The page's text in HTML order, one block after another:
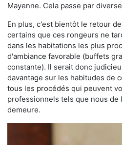
Mayenne. Cela passe par
En plus, c'est bientôt le retour
certains que ces rongeurs ne
dans les habitations les plus
d'ambiance favorable (buffets
constante). Il serait donc
davantage sur les habitudes de
tous les procédés qui peuvent
professionnels tels que nous de
demeure.